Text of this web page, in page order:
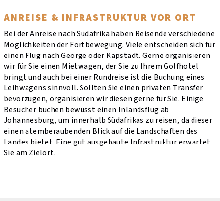
ANREISE & INFRASTRUKTUR VOR ORT
Bei der Anreise nach Südafrika haben Reisende verschiedene
Möglichkeiten der Fortbewegung. Viele entscheiden sich für
einen Flug nach George oder Kapstadt. Gerne organisieren
wir für Sie einen Mietwagen, der Sie zu Ihrem Golfhotel
bringt und auch bei einer Rundreise ist die Buchung eines
Leihwagens sinnvoll. Sollten Sie einen privaten Transfer
bevorzugen, organisieren wir diesen gerne für Sie. Einige
Besucher buchen bewusst einen Inlandsflug ab
Johannesburg, um innerhalb Südafrikas zu reisen, da dieser
einen atemberaubenden Blick auf die Landschaften des
Landes bietet. Eine gut ausgebaute Infrastruktur erwartet
Sie am Zielort.